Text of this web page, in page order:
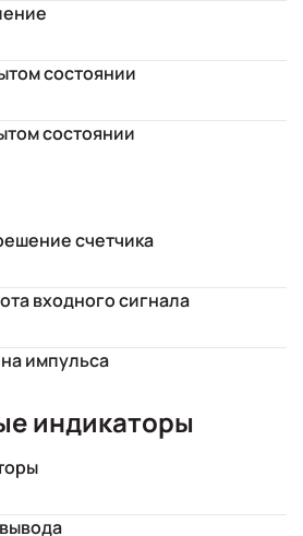
состоянии
состоянии
счетчика
входного сигнала
импульса
индикаторы